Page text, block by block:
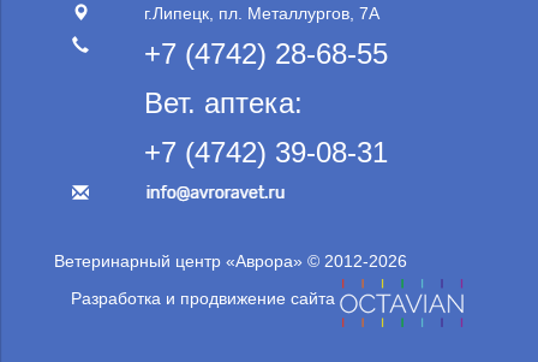
г.Липецк, пл. Металлургов, 7А
+7 (4742) 28-68-55
Вет. аптека:
+7 (4742) 39-08-31
Ветеринарный центр «Аврора» © 2012-2026
Разработка и продвижение сайта